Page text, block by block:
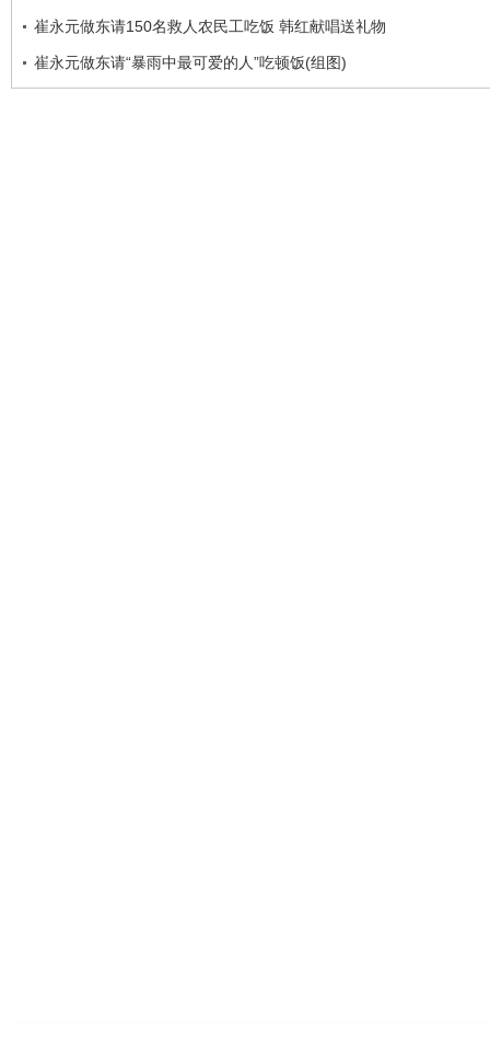
崔永元做东请150名救人农民工吃饭 韩红献唱送礼物
崔永元做东请“暴雨中最可爱的人”吃顿饭(组图)